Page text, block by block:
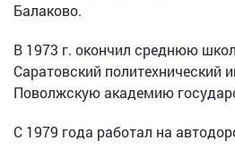
Балаково.
В 1973 г. окончил среднюю
Саратовский политехнический
Поволжскую академию
С 1979 года работал на